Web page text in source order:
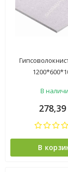
В
278,39
В